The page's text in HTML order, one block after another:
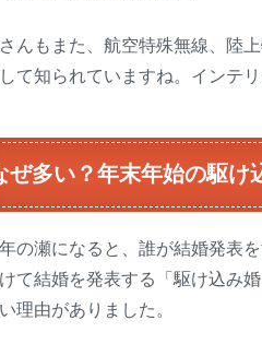
んもまた、航空特殊無線、陸
て知られていますね。インテ
ぜ多い？年末年始の駆け
の瀬になると、誰が結婚発表
て結婚を発表する「駆け込み
理由がありました。